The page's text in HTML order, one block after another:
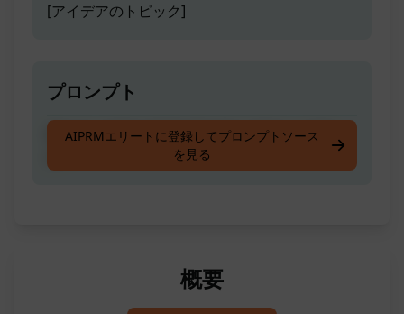
[アイデアのトピック]
プロンプト
何についてアイデアを生み出してほしいです
AIPRMエリートに登録してプロンプトソース
を見る
概要